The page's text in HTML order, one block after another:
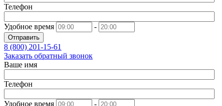
Телефон
Удобное время -
Отправить
8 (800) 201-15-61
Заказать обратный звонок
Ваше имя
Телефон
Удобное время -